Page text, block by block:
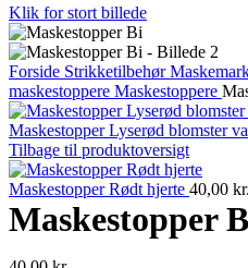
Klik for stort billede
Forside Strikketilbehør
maskestoppere Maskestoppere
Maskestopper Lyserød blomster
Tilbage til produktoversigt
Maskestopper Rødt hjerte 40,00 kr.
Maskestopper